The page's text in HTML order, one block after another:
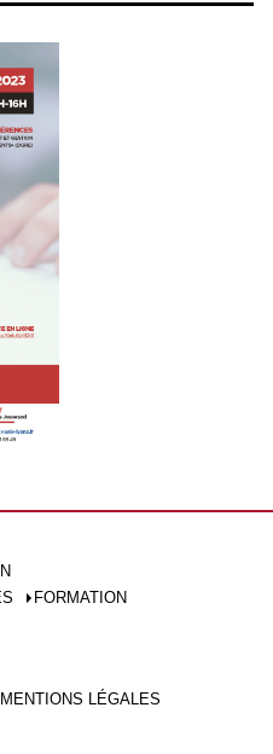
FORMATION
MENTIONS LÉGALES